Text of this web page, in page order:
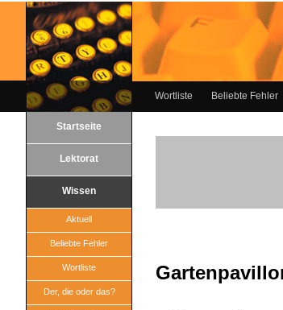
Wortliste Beliebte Fehler
Startseite
Lektorat
Wissen
Aktuell
Beliebte Fehler
Wortliste
Der, die oder das?